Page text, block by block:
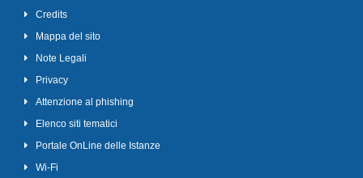
Credits
Mappa del sito
Note Legali
Privacy
Attenzione al phishing
Elenco siti tematici
Portale OnLine delle Istanze
Wi-Fi